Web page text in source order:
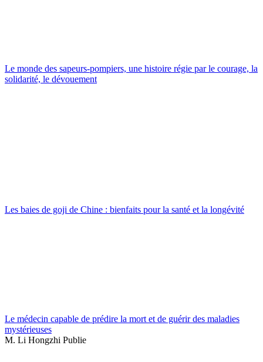
Le monde des sapeurs-pompiers, une histoire régie par le courage, la
solidarité, le dévouement
Les baies de goji de Chine : bienfaits pour la santé et la longévité
Le médecin capable de prédire la mort et de guérir des maladies
mystérieuses
M. Li Hongzhi Publie